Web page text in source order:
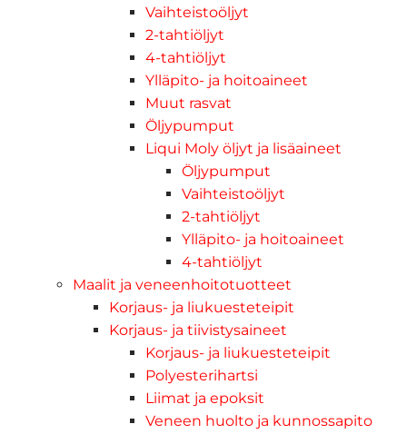
Vaihteistoöljyt
2-tahtiöljyt
4-tahtiöljyt
Ylläpito- ja hoitoaineet
Muut rasvat
Öljypumput
Liqui Moly öljyt ja lisäaineet
Öljypumput
Vaihteistoöljyt
2-tahtiöljyt
Ylläpito- ja hoitoaineet
4-tahtiöljyt
Maalit ja veneenhoitotuotteet
Korjaus- ja liukuesteteipit
Korjaus- ja tiivistysaineet
Korjaus- ja liukuesteteipit
Polyesterihartsi
Liimat ja epoksit
Veneen huolto ja kunnossapito